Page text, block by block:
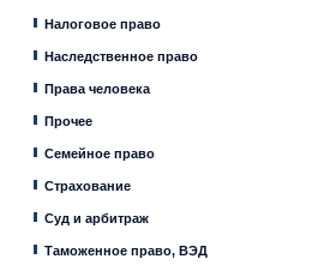
Налоговое право
Наследственное право
Права человека
Прочее
Семейное право
Страхование
Суд и арбитраж
Таможенное право, ВЭД